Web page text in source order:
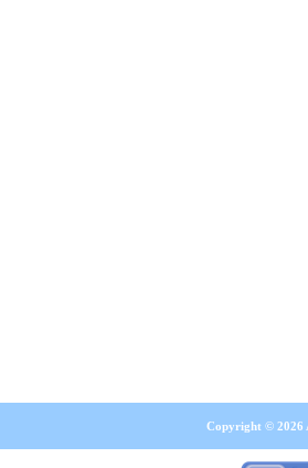
Copyright © 2026